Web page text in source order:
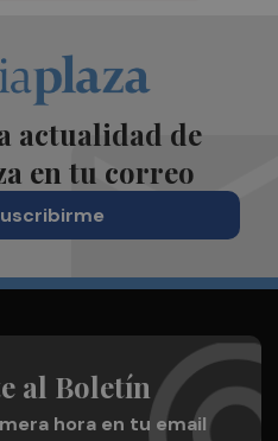
actualidad de
en tu correo
al Boletín
hora en tu email